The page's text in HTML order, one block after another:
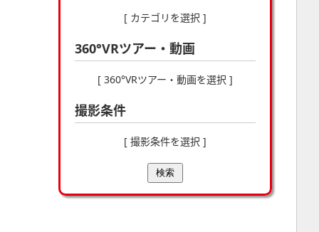
[ カテゴリを選択 ]
360°VRツアー・動画
[ 360°VRツアー・動画を選択 ]
撮影条件
[ 撮影条件を選択 ]
検索